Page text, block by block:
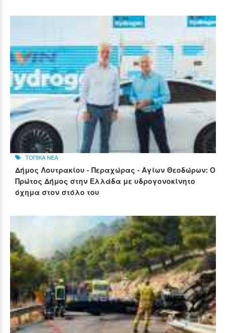
ΤΟΠΙΚΑ ΝΕΑ
Δήμος Λουτρακίου - Περαχώρας - Αγίων Θεοδώρων: Ο
Πρώτος Δήμος στην Ελλάδα με υδρογονοκίνητο
όχημα στον στόλο του